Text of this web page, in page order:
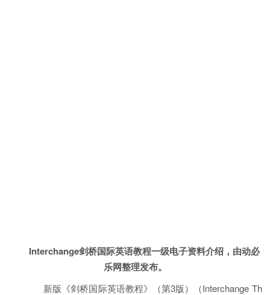
Interchange剑桥国际英语教程一级电子资料介绍，由动必
乐网整理发布。
新版《剑桥国际英语教程》（第3版）（Interchange Th